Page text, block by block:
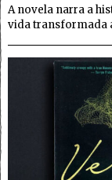
A novela narra a
vida transformada